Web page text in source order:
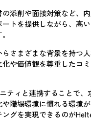
添削や面接対策など、
トを提供しながら、高い
さまざまな背景を持つ
や価値観を尊重したコ
ティと連携することで、
職場環境に慣れる環境が
グを実現できるのが